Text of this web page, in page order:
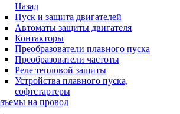
Назад
Пуск и защита двигателей
Автоматы защиты двигателя
Контакторы
Преобразователи плавного пуска
Преобразователи частоты
Реле тепловой защиты
Устройства плавного пуска,
софтстартеры
на провод